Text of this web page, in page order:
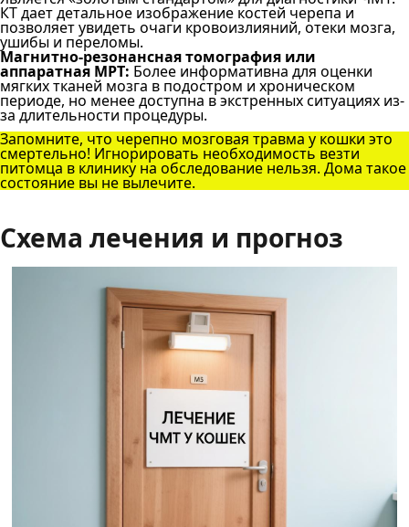
КТ дает детальное изображение костей черепа и
позволяет увидеть очаги кровоизлияний, отеки мозга,
ушибы и переломы.
Магнитно-резонансная томография или
аппаратная МРТ: Более информативна для оценки
мягких тканей мозга в подостром и хроническом
периоде, но менее доступна в экстренных ситуациях из-
за длительности процедуры.
Запомните, что черепно мозговая травма у кошки это
смертельно! Игнорировать необходимость везти
питомца в клинику на обследование нельзя. Дома такое
состояние вы не вылечите.
Схема лечения и прогноз